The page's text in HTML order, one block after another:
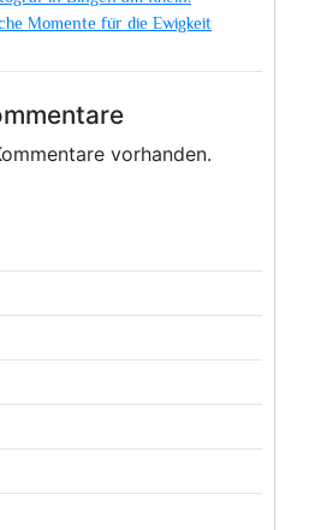
Momente für die Ewigkeit
vorhanden.